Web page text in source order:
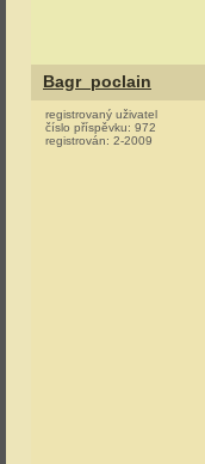
Bagr_poclain
registrovaný uživatel
číslo příspěvku: 972
registrován: 2-2009